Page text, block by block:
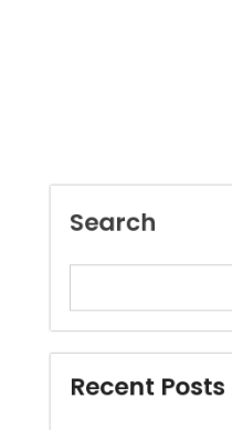
Recent Posts
British Passport
Applicants
Boost Construction